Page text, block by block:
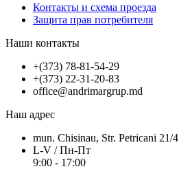
Контакты и схема проезда
Защита прав потребителя
Наши контакты
+(373) 78-81-54-29
+(373) 22-31-20-83
office@andrimargrup.md
Наш адрес
mun. Chisinau, Str. Petricani 21/4
L-V / Пн-Пт
9:00 - 17:00